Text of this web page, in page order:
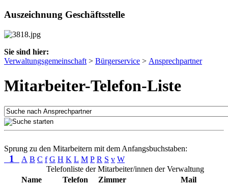
Auszeichnung Geschäftsstelle
Sie sind hier:
Verwaltungsgemeinschaft > Bürgerservice > Ansprechpartner
Mitarbeiter-Telefon-Liste
Sprung zu den Mitarbeitern mit dem Anfangsbuchstaben:
1 A B C f G H K L M P R S v W
Telefonliste der Mitarbeiter/innen der Verwaltung
Name
Telefon Zimmer Mail